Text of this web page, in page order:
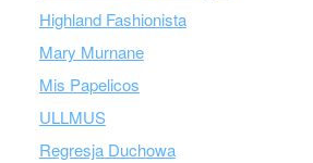
Highland Fashionista
Mary Murnane
Mis Papelicos
ULLMUS
Regresja Duchowa